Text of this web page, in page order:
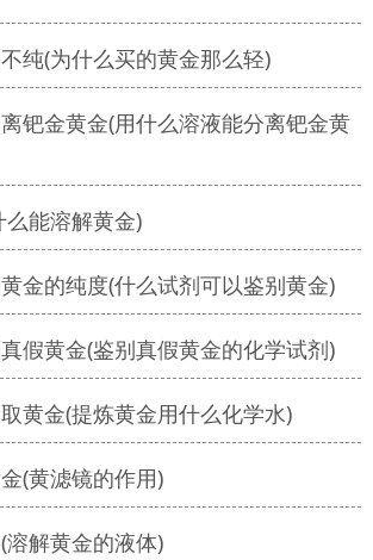
纯(为什么买的黄金那么轻)
钯金黄金(用什么溶液能分离钯金黄
么能溶解黄金)
金的纯度(什么试剂可以鉴别黄金)
假黄金(鉴别真假黄金的化学试剂)
黄金(提炼黄金用什么化学水)
(黄滤镜的作用)
解黄金的液体)